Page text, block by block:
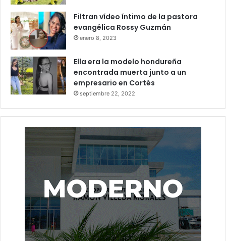
Filtran vídeo íntimo de la pastora
evangélica Rossy Guzmán
enero 8, 2023
Ella era la modelo hondureña
encontrada muerta junto a un
empresario en Cortés
septiembre 22, 2022